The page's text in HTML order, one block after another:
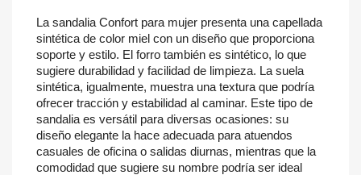
La sandalia Confort para mujer presenta una capellada
sintética de color miel con un diseño que proporciona
soporte y estilo. El forro también es sintético, lo que
sugiere durabilidad y facilidad de limpieza. La suela
sintética, igualmente, muestra una textura que podría
ofrecer tracción y estabilidad al caminar. Este tipo de
sandalia es versátil para diversas ocasiones: su
diseño elegante la hace adecuada para atuendos
casuales de oficina o salidas diurnas, mientras que la
comodidad que sugiere su nombre podría ser ideal